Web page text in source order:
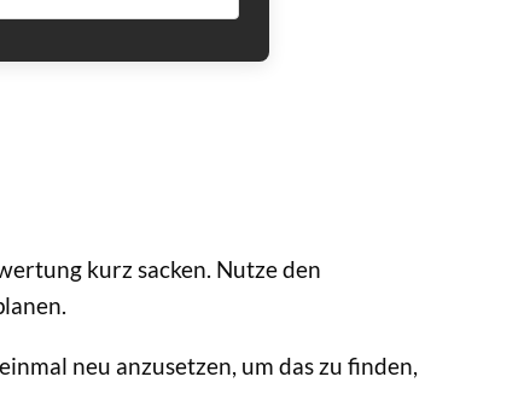
kurz sacken. Nutze den
neu anzusetzen, um das zu finden,